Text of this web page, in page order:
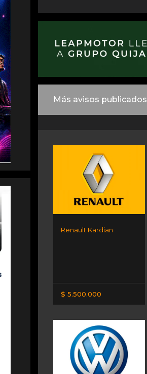
Más avisos publicados
Renault Kardian
$ 5.500.000